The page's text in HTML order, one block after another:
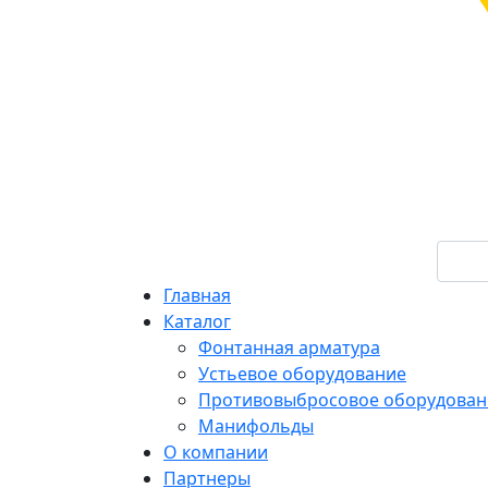
Главная
Каталог
Фонтанная арматура
Устьевое оборудование
Противовыбросовое
Манифольды
О компании
Партнеры